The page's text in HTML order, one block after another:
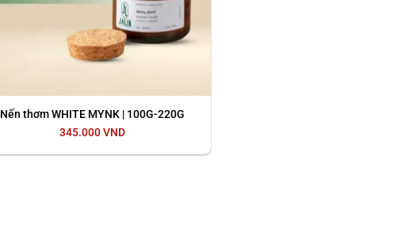
Nến thơm WHITE MYNK | 100G-220G
345.000VND